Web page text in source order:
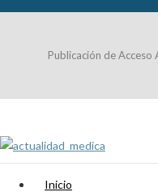
Publicación de Acceso
Inicio